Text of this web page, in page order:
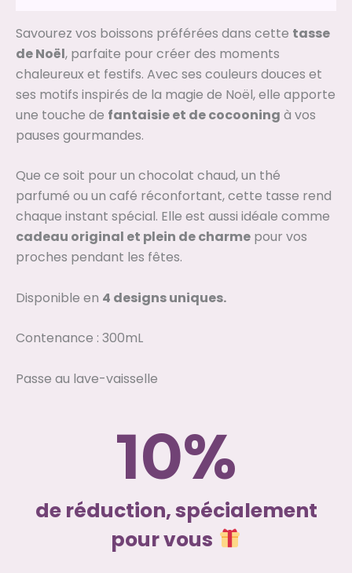
Savourez vos boissons préférées dans cette tasse
de Noël, parfaite pour créer des moments
chaleureux et festifs. Avec ses couleurs douces et
ses motifs inspirés de la magie de Noël, elle apporte
une touche de fantaisie et de cocooning à vos
pauses gourmandes.
Que ce soit pour un chocolat chaud, un thé
parfumé ou un café réconfortant, cette tasse rend
chaque instant spécial. Elle est aussi idéale comme
cadeau original et plein de charme pour vos
proches pendant les fêtes.
Disponible en 4 designs uniques.
Contenance : 300mL
Passe au lave-vaisselle
10%
de réduction, spécialement
pour vous